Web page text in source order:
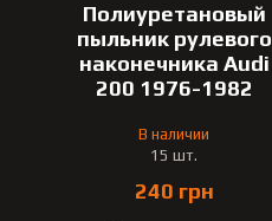
Полиуретановый
пыльник рулевого
наконечника Audi
200 1976-1982
В наличии
15 шт.
240 грн